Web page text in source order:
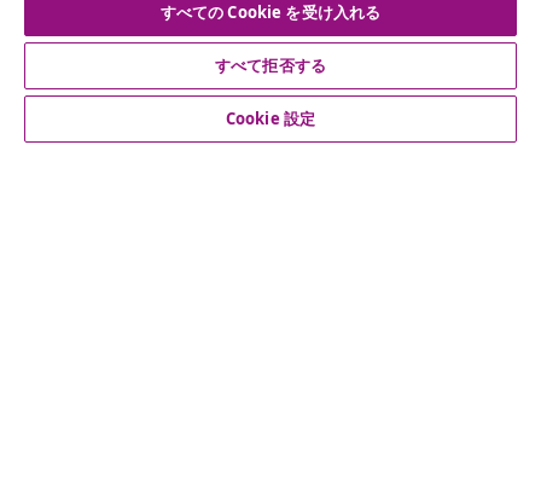
公式SNSアカウント
すべての Cookie を受け入れる
すべて拒否する
Cookie 設定